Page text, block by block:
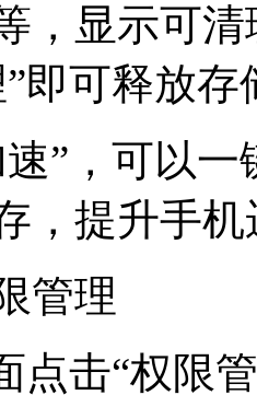
，显示可
即可释放存
速”，可以
，提升手
管理
点击“权限